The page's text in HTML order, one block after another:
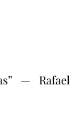
— Rafael